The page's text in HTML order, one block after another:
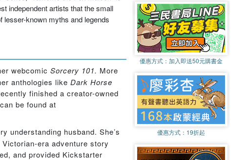
independent artists that the small
lesser-known myths and legends
webcomic Sorcery 101. More
anthologies like Dark Horse
finished a creator-owned
be found at
understanding husband. She’s
era adventure story
and provided Kickstarter
優惠方式： 加入即送50元購書金
優惠方式： 19折起